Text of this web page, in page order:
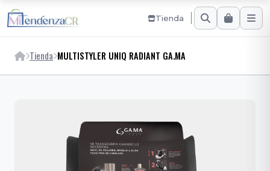
Tienda
Tienda MULTISTYLER UNIQ RADIANT GA.MA